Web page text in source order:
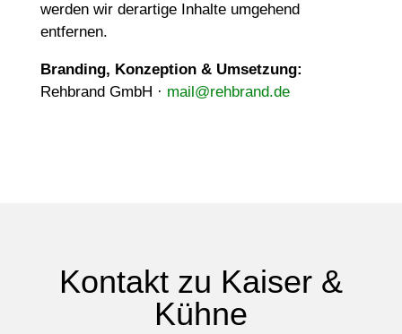
werden wir derartige Inhalte umgehend
entfernen.
Branding, Konzeption & Umsetzung:
Rehbrand GmbH · mail@rehbrand.de
Kontakt zu Kaiser &
Kühne